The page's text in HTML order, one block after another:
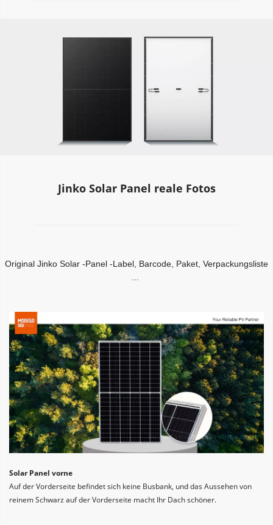
Jinko Solar Panel reale Fotos
Original Jinko Solar -Panel -Label, Barcode, Paket, Verpackungsliste
...
Solar Panel vorne
Auf der Vorderseite befindet sich keine Busbank, und das Aussehen von
reinem Schwarz auf der Vorderseite macht Ihr Dach schöner.